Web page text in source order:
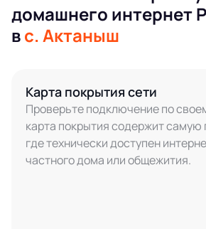
домашнего интернет
вс. Актаныш
Карта покрытия сети
Проверьте подключение по
карта покрытия содержит самую
где технически доступен
частного дома или общежития.